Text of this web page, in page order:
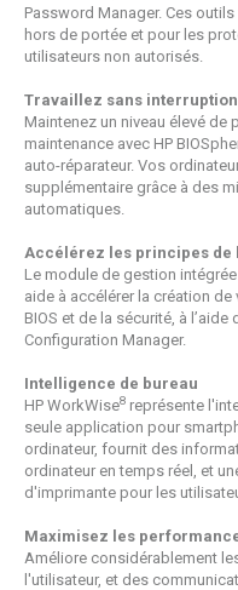
Password Manager. Ces
hors de portée et pour les
utilisateurs non autorisés.
Travaillez sans interruption
Maintenez un niveau élevé
maintenance avec HP
auto-réparateur. Vos
supplémentaire grâce à des
automatiques.
Accélérez les principes de
Le module de gestion
aide à accélérer la création
BIOS et de la sécurité, à
Configuration Manager.
Intelligence de bureau
HP WorkWise8 représente
seule application pour
ordinateur, fournit des
ordinateur en temps réel, et
d'imprimante pour les
Maximisez les
Améliore considérablement
l'utilisateur, et des